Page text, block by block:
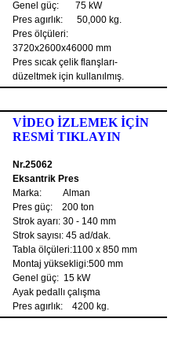
Genel güç: 75 kW
Pres agırlık: 50,000 kg.
Pres ölçüleri:
3720x2600x46000 mm
Pres sıcak çelik flanşları-
düzeltmek için kullanılmış.
VİDEO İZLEMEK İÇİN
RESMİ TIKLAYIN
Nr.25062
Eksantrik Pres
Marka: Alman
Pres güç: 200 ton
Strok ayarı: 30 - 140 mm
Strok sayısı: 45 ad/dak.
Tabla ölçüleri:1100 x 850 mm
Montaj yüksekligi:500 mm
Genel güç: 15 kW
Ayak pedallı çalışma
Pres agırlık: 4200 kg.